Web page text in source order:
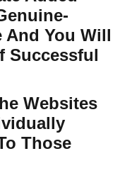
And You Will
Successful
Websites
Those